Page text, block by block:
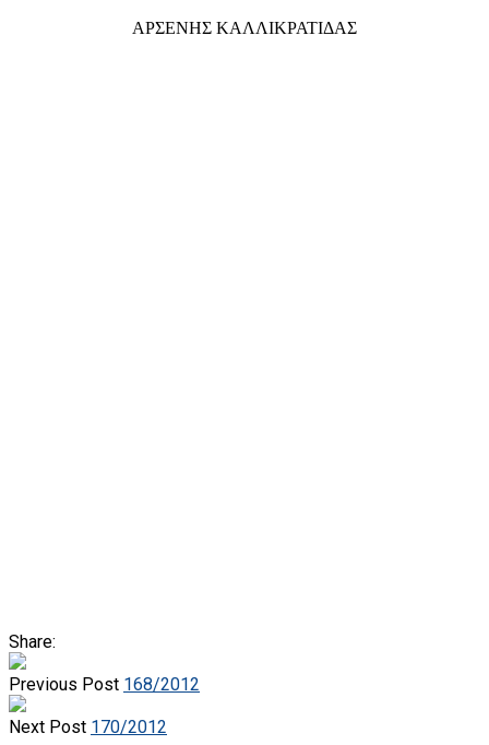
ΑΡΣΕΝΗΣ ΚΑΛΛΙΚΡΑΤΙΔΑΣ
Share:
Previous Post 168/2012
Next Post 170/2012